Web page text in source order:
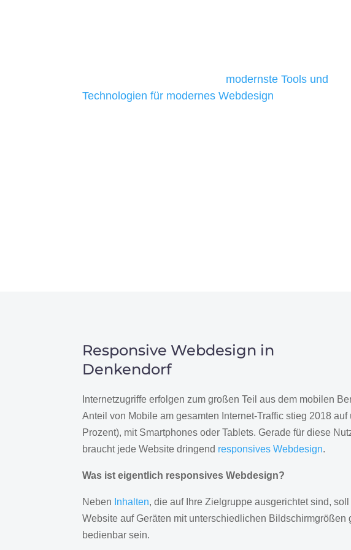
modernste Tools und
Technologien für modernes Webdesign
Responsive Webdesign in
Denkendorf
Internetzugriffe erfolgen zum großen Teil aus dem mobilen
Anteil von Mobile am gesamten Internet-Traffic stieg 2018 auf
Prozent), mit Smartphones oder Tablets. Gerade für diese
braucht jede Website dringend responsives Webdesign.
Was ist eigentlich responsives Webdesign?
Neben Inhalten, die auf Ihre Zielgruppe ausgerichtet sind, soll
Website auf Geräten mit unterschiedlichen Bildschirmgrößen
bedienbar sein.